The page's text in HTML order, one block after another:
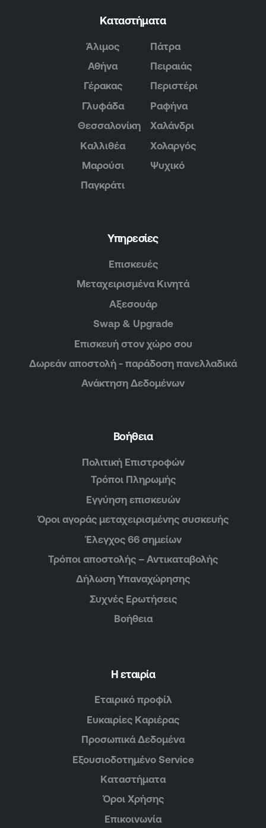
Καταστήματα
Άλιμος
Αθήνα
Γέρακας
Γλυφάδα
Θεσσαλονίκη
Καλλιθέα
Μαρούσι
Παγκράτι
Πάτρα
Πειραιάς
Περιστέρι
Ραφήνα
Χαλάνδρι
Χολαργός
Ψυχικό
Υπηρεσίες
Επισκευές
Μεταχειρισμένα Κινητά
Αξεσουάρ
Swap & Upgrade
Επισκευή στον χώρο σου
Δωρεάν αποστολή - παράδοση πανελλαδικά
Ανάκτηση Δεδομένων
Βοήθεια
Πολιτική Επιστροφών
Τρόποι Πληρωμής
Εγγύηση επισκευών
Όροι αγοράς μεταχειρισμένης συσκευής
Έλεγχος 66 σημείων
Τρόποι αποστολής – Αντικαταβολής
Δήλωση Υπαναχώρησης
Συχνές Ερωτήσεις
Βοήθεια
Η εταιρία
Εταιρικό προφίλ
Ευκαιρίες Καριέρας
Προσωπικά Δεδομένα
Εξουσιοδοτημένο Service
Καταστήματα
Όροι Χρήσης
Επικοινωνία